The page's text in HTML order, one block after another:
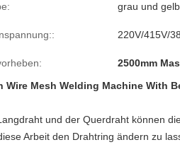
grau und gelb
220V/415V/
2500mm
Wire Mesh Welding Machine With
und der Querdraht können
Arbeit den Drahtring ändern zu